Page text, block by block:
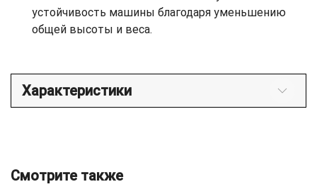
устойчивость машины благодаря уменьшению
общей высоты и веса.
Характеристики
Смотрите также